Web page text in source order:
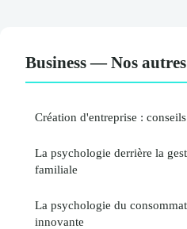
Business — Nos
Création d'entreprise :
La psychologie derrière la
familiale
La psychologie du
innovante